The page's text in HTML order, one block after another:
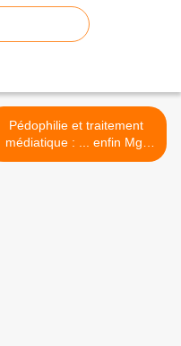
Pédophilie et traitement
médiatique : ... enfin Mgr
Vingt-Trois réagit ! >